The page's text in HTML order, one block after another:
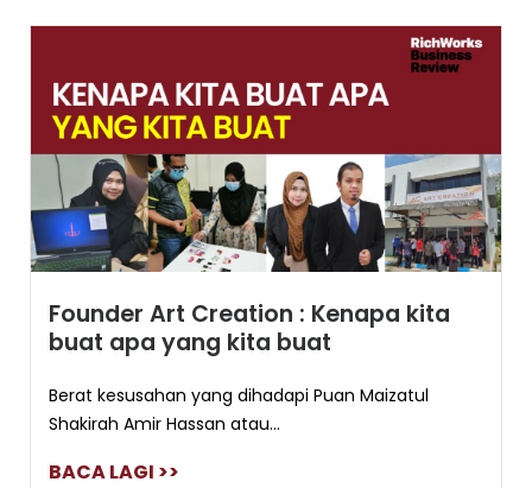
Founder Art Creation : Kenapa kita
buat apa yang kita buat
Berat kesusahan yang dihadapi Puan Maizatul
Shakirah Amir Hassan atau...
BACA LAGI >>